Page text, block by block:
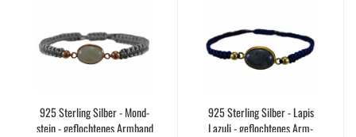
925 Ster­ling Sil­ber - Mond­
stein - ge­floch­te­nes Arm­band
925 Ster­ling Sil­ber - Lapis
La­zu­li - ge­floch­te­nes Arm­